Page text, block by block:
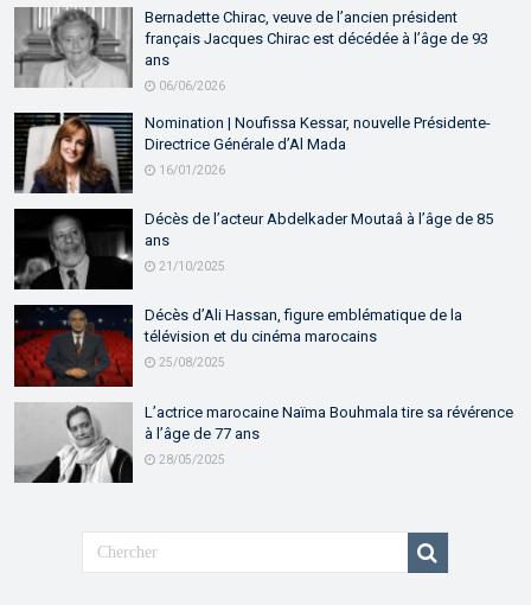
Bernadette Chirac, veuve de l’ancien président
français Jacques Chirac est décédée à l’âge de 93
ans
06/06/2026
Nomination | Noufissa Kessar, nouvelle Présidente-
Directrice Générale d’Al Mada
16/01/2026
Décès de l’acteur Abdelkader Moutaâ à l’âge de 85
ans
21/10/2025
Décès d’Ali Hassan, figure emblématique de la
télévision et du cinéma marocains
25/08/2025
L’actrice marocaine Naïma Bouhmala tire sa révérence
à l’âge de 77 ans
28/05/2025